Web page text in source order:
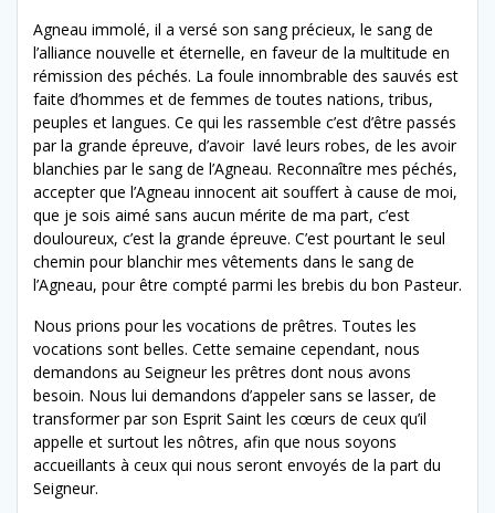
Agneau immolé, il a versé son sang précieux, le sang de
l’alliance nouvelle et éternelle, en faveur de la multitude en
rémission des péchés. La foule innombrable des sauvés est
faite d’hommes et de femmes de toutes nations, tribus,
peuples et langues. Ce qui les rassemble c’est d’être passés
par la grande épreuve, d’avoir lavé leurs robes, de les avoir
blanchies par le sang de l’Agneau. Reconnaître mes péchés,
accepter que l’Agneau innocent ait souffert à cause de moi,
que je sois aimé sans aucun mérite de ma part, c’est
douloureux, c’est la grande épreuve. C’est pourtant le seul
chemin pour blanchir mes vêtements dans le sang de
l’Agneau, pour être compté parmi les brebis du bon Pasteur.
Nous prions pour les vocations de prêtres. Toutes les
vocations sont belles. Cette semaine cependant, nous
demandons au Seigneur les prêtres dont nous avons
besoin. Nous lui demandons d’appeler sans se lasser, de
transformer par son Esprit Saint les cœurs de ceux qu’il
appelle et surtout les nôtres, afin que nous soyons
accueillants à ceux qui nous seront envoyés de la part du
Seigneur.